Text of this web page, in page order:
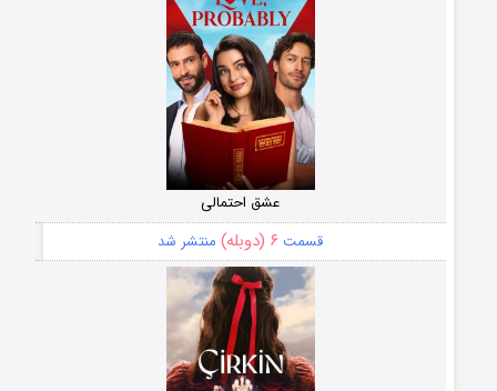
عشق احتمالی
قسمت ۶ (دوبله) منتشر شد